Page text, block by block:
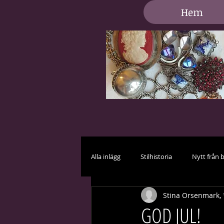
Hem
Alla inlägg Stilhistoria Nytt från
Vård och skötsel Brud i vitt
GOD JUL!
Stina